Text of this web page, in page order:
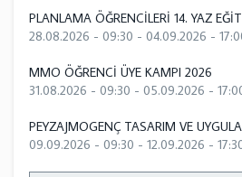
PLANLAMA ÖĞRENCİLERİ 14. YAZ
28.08.2026 - 09:30 - 04.09.2026 -
MMO ÖĞRENCİ ÜYE KAMPI 2026
31.08.2026 - 09:30 - 05.09.2026 -
PEYZAJMOGENÇ TASARIM VE
09.09.2026 - 09:30 - 12.09.2026 -